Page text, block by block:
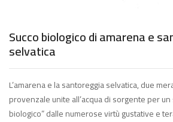
Succo biologico di amarena e
selvatica
L’amarena e la santoreggia selvatica, due
provenzale unite all’acqua di sorgente per un
biologico” dalle numerose virtù gustative e